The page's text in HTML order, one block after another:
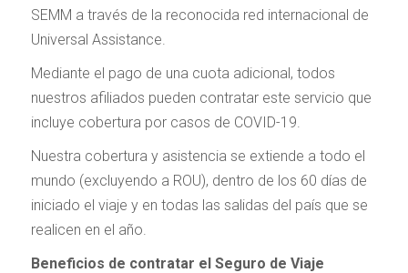
SEMM a través de la reconocida red internacional de
Universal Assistance.
Mediante el pago de una cuota adicional, todos
nuestros afiliados pueden contratar este servicio que
incluye cobertura por casos de COVID-19.
Nuestra cobertura y asistencia se extiende a todo el
mundo (excluyendo a ROU), dentro de los 60 días de
iniciado el viaje y en todas las salidas del país que se
realicen en el año.
Beneficios de contratar el Seguro de Viaje